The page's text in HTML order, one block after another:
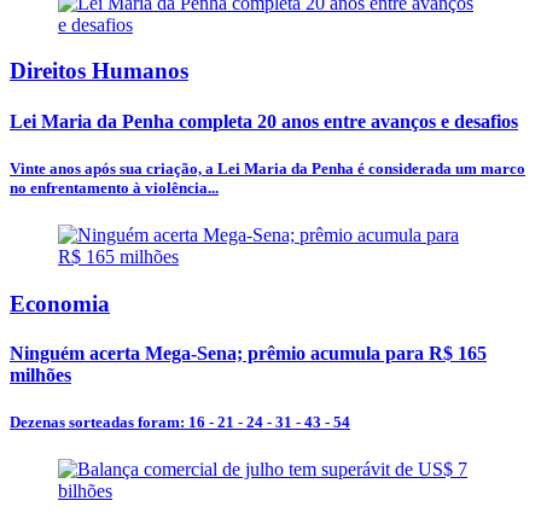
Direitos Humanos
Lei Maria da Penha completa 20 anos entre avanços e desafios
Vinte anos após sua criação, a Lei Maria da Penha é considerada um marco
no enfrentamento à violência...
Economia
Ninguém acerta Mega-Sena; prêmio acumula para R$ 165
milhões
Dezenas sorteadas foram: 16 - 21 - 24 - 31 - 43 - 54